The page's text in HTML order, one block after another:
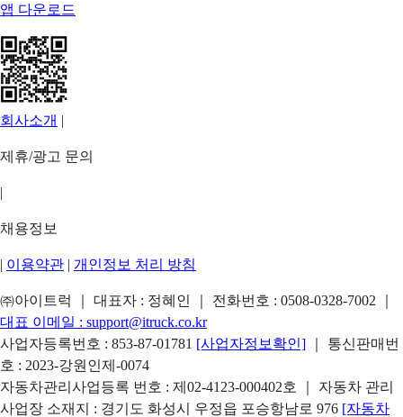
앱 다운로드
회사소개 |
제휴/광고 문의
|
채용정보
| 이용약관 | 개인정보 처리 방침
㈜아이트럭 ｜ 대표자 : 정혜인 ｜ 전화번호 : 0508-0328-7002
대표 이메일 : support@itruck.co.kr
사업자등록번호 : 853-87-01781 [사업자정보확인]
｜ 통신판매번
호 : 2023-강원인제-0074
자동차관리사업등록 번호 : 제02-4123-000402호 ｜ 자동차 관리
사업장 소재지 : 경기도 화성시 우정읍 포승항남로 976 [자동차